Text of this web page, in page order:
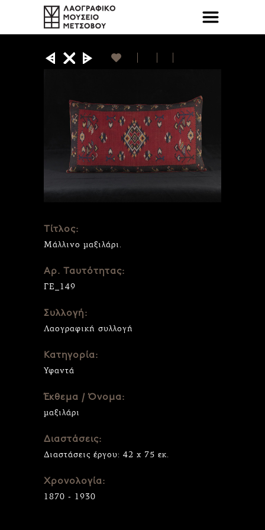
Τίτλος:
Μάλλινο μαξιλάρι.
Αρ. Ταυτότητας:
ΓΕ_149
Συλλογή:
Λαογραφική συλλογή
Κατηγορία:
Υφαντά
Έκθεμα / Όνομα:
μαξιλάρι
Διαστάσεις:
Διαστάσεις έργου: 42 x 75 εκ.
Χρονολογία:
1870 - 1930